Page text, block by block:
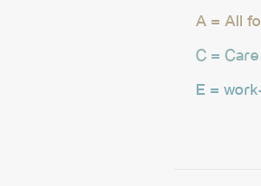
A = All
C =
E =